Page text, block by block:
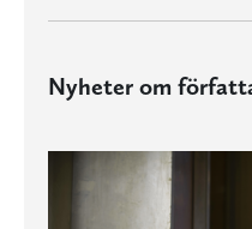
Nyheter om